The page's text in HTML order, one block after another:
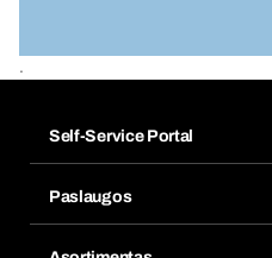
.
Self-Service Portal
Žymės
Paslaugos